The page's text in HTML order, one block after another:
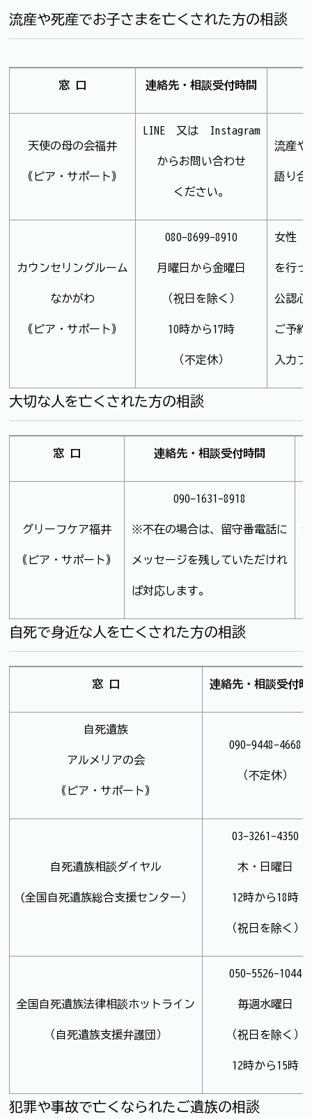
流産や死産でお子さまを亡くされた方の相談
窓 口 連絡先・相談受付時間
天使の母の会福井
｟ピア・サポート｠
LINE 又は Instagram
からお問い合わせ
ください。
流産や
語り合
カウンセリングルーム
なかがわ
｟ピア・サポート｠
080-8699-8910
月曜日から金曜日
（祝日を除く）
10時から17時
（不定休）
女性（
を行っ
公認心
ご予約
入力フ
大切な人を亡くされた方の相談
窓 口 連絡先・相談受付時間
グリーフケア福井
｟ピア・サポート｠
090-1631-8918
※不在の場合は、留守番電話に
メッセージを残していただけれ
ば対応します。
自死で身近な人を亡くされた方の相談
窓 口 連絡先・相談受付時
自死遺族
アルメリアの会
｟ピア・サポート｠
090-9448-4668
（不定休）
自死遺族相談ダイヤル
(全国自死遺族総合支援センター）
03-3261-4350
木・日曜日
12時から18時
（祝日を除く）
全国自死遺族法律相談ホットライン
（自死遺族支援弁護団）
050-5526-1044
毎週水曜日
（祝日を除く）
12時から15時
犯罪や事故で亡くなられたご遺族の相談